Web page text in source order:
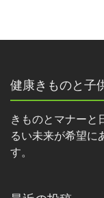
健康きものと子
きものとマナーと
るい未来が希望に
す。